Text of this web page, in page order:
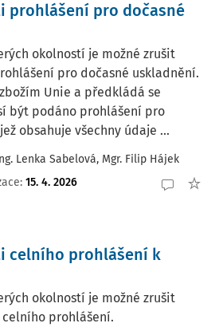
prohlášení pro dočasné
okolností je možné zrušit
pro dočasné uskladnění.
Unie a předkládá se
být podáno prohlášení pro
obsahuje všechny údaje ...
Lenka Sabelová, Mgr. Filip Hájek
: 15. 4. 2026
celního prohlášení k
okolností je možné zrušit
prohlášení.